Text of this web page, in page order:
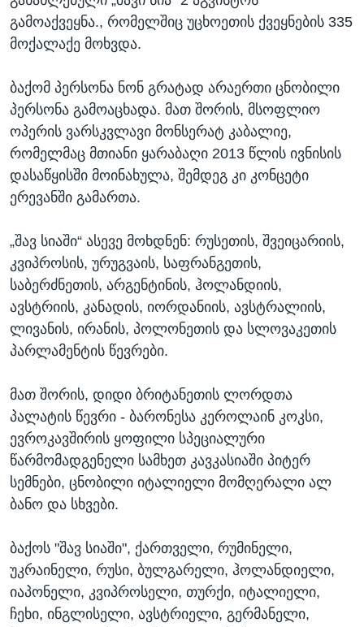
გამოაქვეყნა., რომელშიც უცხოეთის ქვეყნების 335
მოქალაქე მოხვდა.
ბაქომ პერსონა ნონ გრატად არაერთი ცნობილი
პერსონა გამოაცხადა. მათ შორის, მსოფლიო
ოპერის ვარსკვლავი მონსერატ კაბალიე,
რომელმაც მთიანი ყარაბაღი 2013 წლის ივნისის
დასაწყისში მოინახულა, შემდეგ კი კონცეტი
ერევანში გამართა.
„შავ სიაში“ ასევე მოხდნენ: რუსეთის, შვეიცარიის,
კვიპროსის, ურუგვაის, საფრანგეთის,
საბერძნეთის, არგენტინის, ჰოლანდიის,
ავსტრიის, კანადის, იორდანიის, ავსტრალიის,
ლივანის, ირანის, პოლონეთის და სლოვაკეთის
პარლამენტის წევრები.
მათ შორის, დიდი ბრიტანეთის ლორდთა
პალატის წევრი - ბარონესა კეროლაინ კოკსი,
ევროკავშირის ყოფილი სპეციალური
წარმომადგენელი სამხეთ კავკასიაში პიტერ
სემნები, ცნობილი იტალიელი მომღერალი ალ
ბანო და სხვები.
ბაქოს "შავ სიაში", ქართველი, რუმინელი,
უკრაინელი, რუსი, ბულგარელი, ჰოლანდიელი,
იაპონელი, კვიპროსელი, თურქი, იტალიელი,
ჩეხი, ინგლისელი, ავსტრიელი, გერმანელი,